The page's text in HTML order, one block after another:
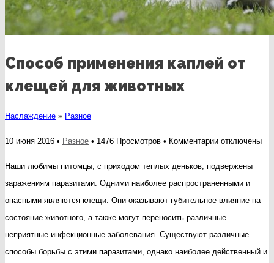
Способ применения каплей от
клещей для животных
Наслаждение » Разное
10 июня 2016 • Разное • 1476 Просмотров • Комментариикотключены
Наши любимы питомцы, с приходом теплых деньков, подвержены
заражениям паразитами. Одними наиболее распространенными и
опасными являются клещи. Они оказывают губительное влияние на
состояние животного, а также могут переносить различные
неприятные инфекционные заболевания. Существуют различные
способы борьбы с этими паразитами, однако наиболее действенный и